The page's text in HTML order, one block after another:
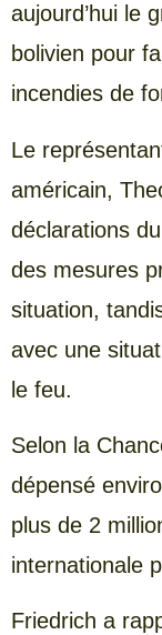
aujourd’hui le
bolivien pour
incendies de
Le
américain,
déclarations
des mesures
situation,
avec une
le feu.
Selon la
dépensé
plus de 2
internationale
Friedrich a